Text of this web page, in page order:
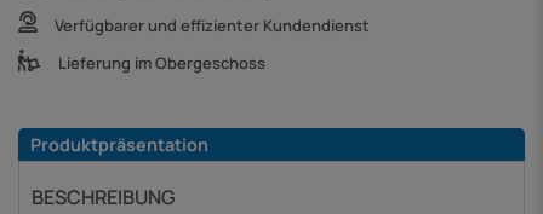
Verfügbarer und effizienter Kundendienst
Lieferung im Obergeschoss
Produktpräsentation
BESCHREIBUNG